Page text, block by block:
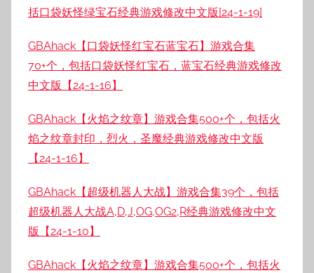
括口袋妖怪绿宝石经典游戏修改中文版[24-1-19]
GBAhack【口袋妖怪红宝石蓝宝石】游戏合集
70+个，包括口袋妖怪红宝石，蓝宝石经典游戏修改
中文版【24-1-16】
GBAhack【火焰之纹章】游戏合集500+个，包括火
焰之纹章封印，烈火，圣魔经典游戏修改中文版
【24-1-16】
GBAhack【超级机器人大战】游戏合集39个，包括
超级机器人大战A,D,J,OG,OG2,R经典游戏修改中文
版【24-1-10】
GBAhack【火焰之纹章】游戏合集500+个，包括火